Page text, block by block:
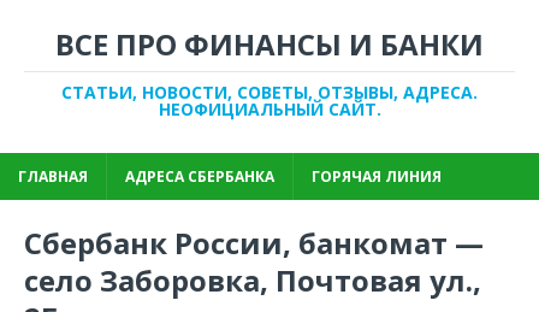
ВСЕ ПРО ФИНАНСЫ И БАНКИ
СТАТЬИ, НОВОСТИ, СОВЕТЫ, ОТЗЫВЫ, АДРЕСА.
НЕОФИЦИАЛЬНЫЙ САЙТ.
ГЛАВНАЯ АДРЕСА СБЕРБАНКА ГОРЯЧАЯ ЛИНИЯ
Сбербанк России, банкомат —
село Заборовка, Почтовая ул.,